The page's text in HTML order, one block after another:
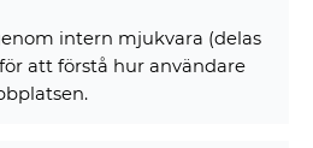
intern mjukvara (delas
att förstå hur användare